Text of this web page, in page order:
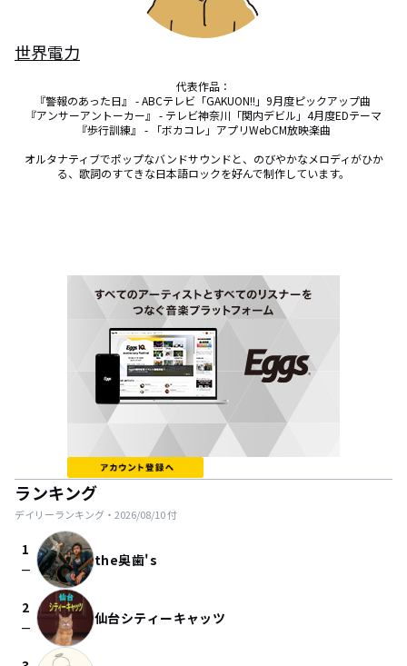
世界電力
代表作品：
『警報のあった日』 - ABCテレビ「GAKUON!!」9月度ピックアップ曲
『アンサーアントーカー』 - テレビ神奈川「関内デビル」4月度EDテーマ
『歩行訓練』 - 「ボカコレ」アプリWebCM放映楽曲
オルタナティブでポップなバンドサウンドと、のびやかなメロディがひか
る、歌詞のすてきな日本語ロックを好んで制作しています。
ランキング
デイリーランキング・ 2026/08/10付
1
check_indeterminate_small the奥歯's
2
check_indeterminate_small 仙台シティーキャッツ